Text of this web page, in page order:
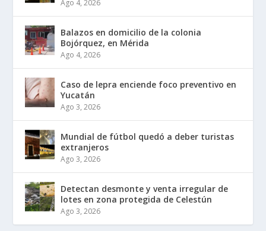
Ago 4, 2026
Balazos en domicilio de la colonia
Bojórquez, en Mérida
Ago 4, 2026
Caso de lepra enciende foco preventivo en
Yucatán
Ago 3, 2026
Mundial de fútbol quedó a deber turistas
extranjeros
Ago 3, 2026
Detectan desmonte y venta irregular de
lotes en zona protegida de Celestún
Ago 3, 2026